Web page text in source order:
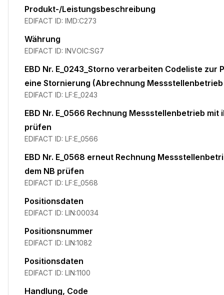
Produkt-/Leistungsbeschreibung
EDIFACT ID: IMD:C273
Währung
EDIFACT ID: INVOIC:SG7
EBD Nr. E_0243_Storno verarbeiten Codeliste
eine Stornierung (Abrechnung
EDIFACT ID: LF:E_0243
EBD Nr. E_0566 Rechnung Messstellenbetrieb mit
prüfen
EDIFACT ID: LF:E_0566
EBD Nr. E_0568 erneut Rechnung
dem NB prüfen
EDIFACT ID: LF:E_0568
Positionsdaten
EDIFACT ID: LIN:00034
Positionsnummer
EDIFACT ID: LIN:1082
Positionsdaten
EDIFACT ID: LIN:1100
Handlung, Code